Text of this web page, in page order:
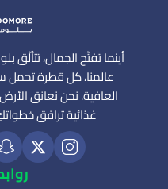
أينما تفتّح الجمال، تتألّق
عالمنا، كل قطرة
العافية. نحن نعانق
غذائية ترافق